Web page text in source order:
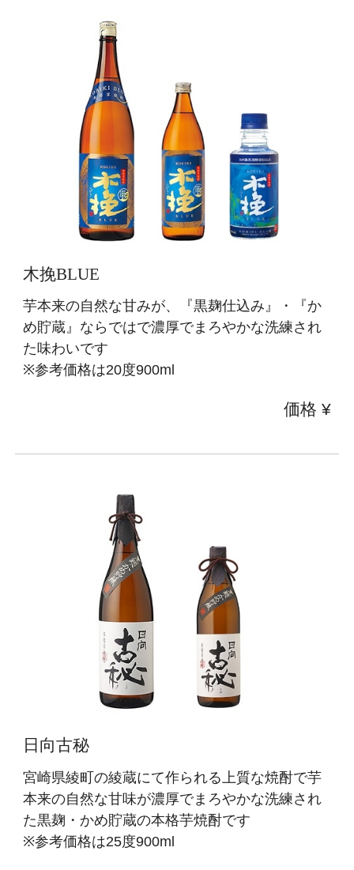
木挽BLUE
芋本来の自然な甘みが、『黒麹仕込み』・『か
め貯蔵』ならではで濃厚でまろやかな洗練され
た味わいです
※参考価格は20度900ml
価格 ¥
日向古秘
宮崎県綾町の綾蔵にて作られる上質な焼酎で芋
本来の自然な甘味が濃厚でまろやかな洗練され
た黒麹・かめ貯蔵の本格芋焼酎です
※参考価格は25度900ml